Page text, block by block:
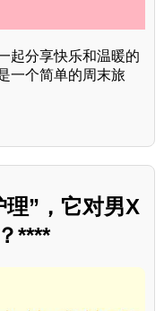
起分享快乐和温暖的
一个简单的周末旅
”，它对男X
****